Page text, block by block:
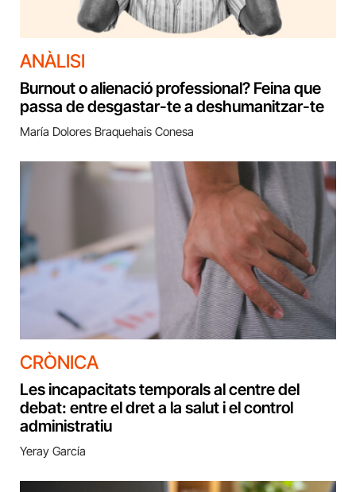
ANÀLISI
Burnout o alienació professional? Feina que
passa de desgastar-te a deshumanitzar-te
María Dolores Braquehais Conesa
CRÒNICA
Les incapacitats temporals al centre del
debat: entre el dret a la salut i el control
administratiu
Yeray García